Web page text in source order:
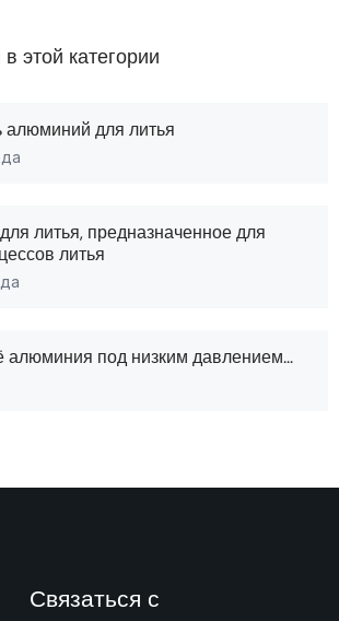
этой категории
алюминий для литья
литья, предназначенное для
литья
алюминия под низким давлением...
Связаться с